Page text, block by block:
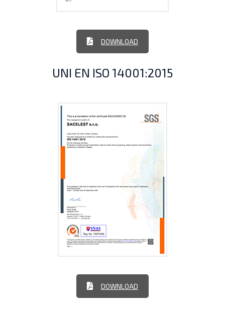
DOWNLOAD
UNI EN ISO 14001:2015
DOWNLOAD